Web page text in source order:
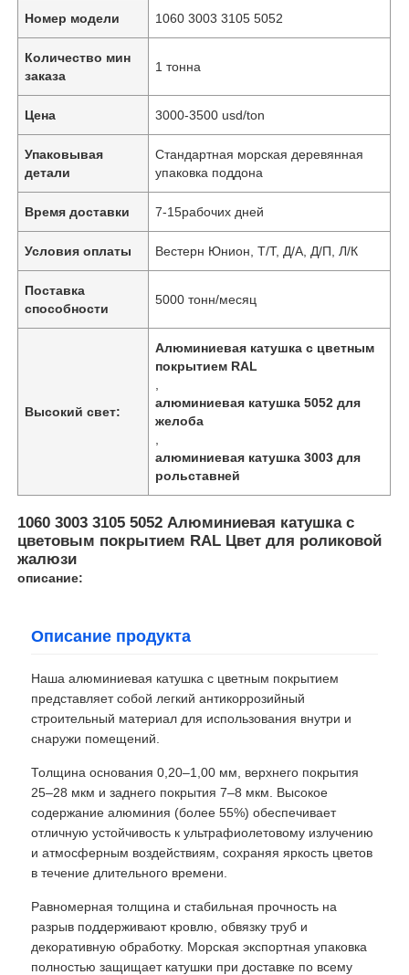
Номер модели 1060 3003 3105 5052
Количество мин
заказа
1 тонна
Цена 3000-3500 usd/ton
Упаковывая
детали
Стандартная морская деревянная
упаковка поддона
Время доставки 7-15рабочих дней
Условия оплаты Вестерн Юнион, Т/Т, Д/А, Д/П, Л/К
Поставка
способности
5000 тонн/месяц
Высокий свет:
Алюминиевая катушка с цветным
покрытием RAL
алюминиевая катушка 5052 для
желоба
алюминиевая катушка 3003 для
рольставней
1060 3003 3105 5052 Алюминиевая катушка с
цветовым покрытием RAL Цвет для роликовой
жалюзи
описание:
Описание продукта
Наша алюминиевая катушка с цветным покрытием
представляет собой легкий антикоррозийный
строительный материал для использования внутри и
снаружи помещений.
Толщина основания 0,20–1,00 мм, верхнего покрытия
25–28 мкм и заднего покрытия 7–8 мкм. Высокое
содержание алюминия (более 55%) обеспечивает
отличную устойчивость к ультрафиолетовому излучению
и атмосферным воздействиям, сохраняя яркость цветов
в течение длительного времени.
Равномерная толщина и стабильная прочность на
разрыв поддерживают кровлю, обвязку труб и
декоративную обработку. Морская экспортная упаковка
полностью защищает катушки при доставке по всему